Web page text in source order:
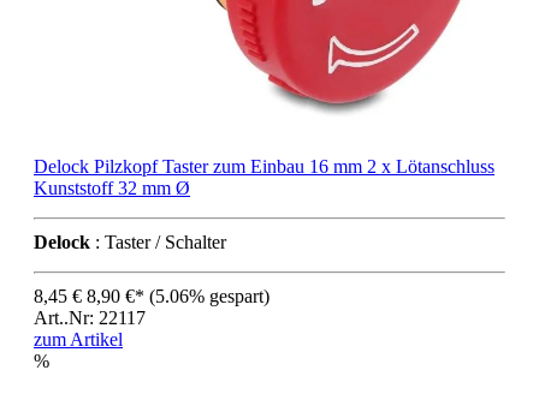
Delock Pilzkopf Taster zum Einbau 16 mm 2 x Lötanschluss
Kunststoff 32 mm Ø
Delock : Taster / Schalter
8,45 € 8,90 €* (5.06% gespart)
Art..Nr: 22117
zum Artikel
%